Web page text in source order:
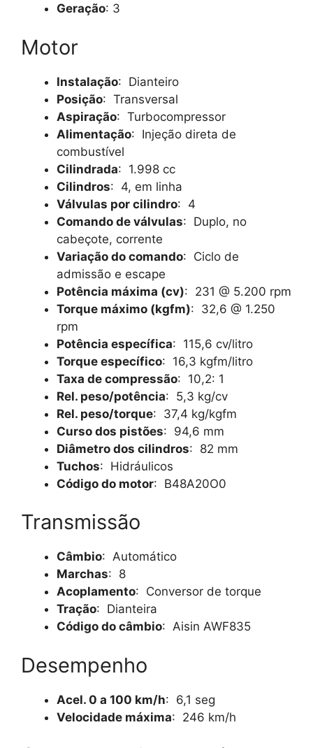
Geração: 3
Motor
Instalação: Dianteiro
Posição: Transversal
Aspiração: Turbocompressor
Alimentação: Injeção direta de
combustível
Cilindrada: 1.998 cc
Cilindros: 4, em linha
Válvulas por cilindro: 4
Comando de válvulas: Duplo, no
cabeçote, corrente
Variação do comando: Ciclo de
admissão e escape
Potência máxima (cv): 231 @ 5.200 rpm
Torque máximo (kgfm): 32,6 @ 1.250
rpm
Potência específica: 115,6 cv/litro
Torque específico: 16,3 kgfm/litro
Taxa de compressão: 10,2: 1
Rel. peso/potência: 5,3 kg/cv
Rel. peso/torque: 37,4 kg/kgfm
Curso dos pistões: 94,6 mm
Diâmetro dos cilindros: 82 mm
Tuchos: Hidráulicos
Código do motor: B48A20O0
Transmissão
Câmbio: Automático
Marchas: 8
Acoplamento: Conversor de torque
Tração: Dianteira
Código do câmbio: Aisin AWF835
Desempenho
Acel. 0 a 100 km/h: 6,1 seg
Velocidade máxima: 246 km/h